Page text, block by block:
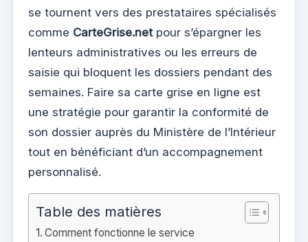
se tournent vers des prestataires spécialisés
comme CarteGrise.net pour s’épargner les
lenteurs administratives ou les erreurs de
saisie qui bloquent les dossiers pendant des
semaines. Faire sa carte grise en ligne est
une stratégie pour garantir la conformité de
son dossier auprès du Ministère de l’Intérieur
tout en bénéficiant d’un accompagnement
personnalisé.
Table des matières
Comment fonctionne le service